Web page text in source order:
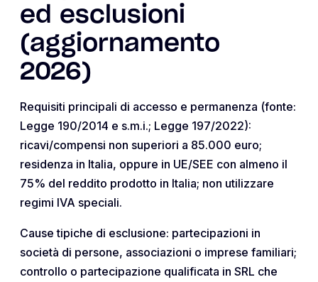
ed esclusioni
(aggiornamento
2026)
Requisiti principali di accesso e permanenza (fonte:
Legge 190/2014 e s.m.i.; Legge 197/2022):
ricavi/compensi non superiori a 85.000 euro;
residenza in Italia, oppure in UE/SEE con almeno il
75% del reddito prodotto in Italia; non utilizzare
regimi IVA speciali.
Cause tipiche di esclusione: partecipazioni in
società di persone, associazioni o imprese familiari;
controllo o partecipazione qualificata in SRL che